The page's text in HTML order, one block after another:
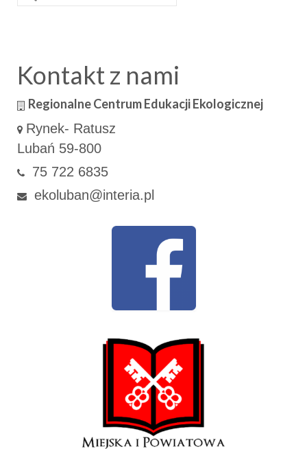
w:
Kontakt z nami
Regionalne Centrum Edukacji Ekologicznej
Rynek- Ratusz
Lubań 59-800
75 722 6835
ekoluban@interia.pl